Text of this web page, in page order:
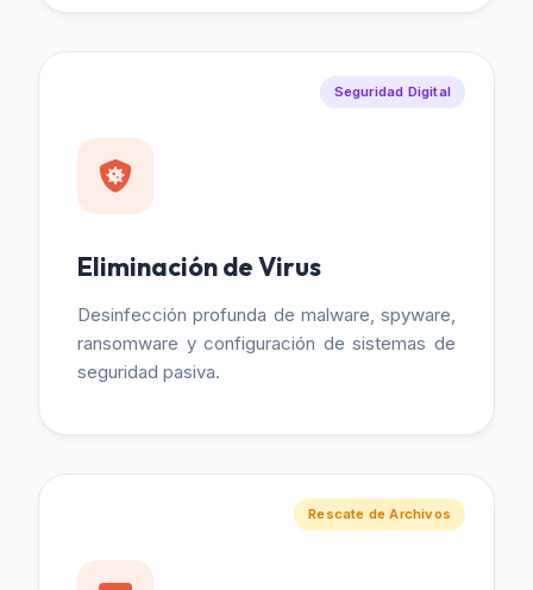
Seguridad Digital
Eliminación de Virus
Desinfección profunda de malware, spyware,
ransomware y configuración de sistemas de
seguridad pasiva.
Rescate de Archivos